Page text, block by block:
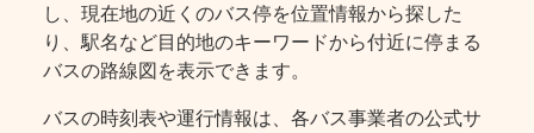
し、現在地の近くのバス停を位置情報から探した
り、駅名など目的地のキーワードから付近に停まる
バスの路線図を表示できます。
バスの時刻表や運行情報は、各バス事業者の公式サ